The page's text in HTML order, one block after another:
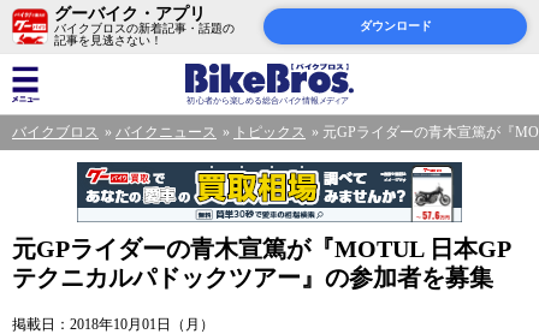
グーバイク・アプリ
バイクブロスの新着記事・話題の
記事を見逃さない！
ダウンロード
バイクブロス バイクニュース トピックス 元GPライダーの青木宣篤が『
元GPライダーの青木宣篤が『MOTUL 日本GP
テクニカルパドックツアー』の参加者を募集
掲載日：2018年10月01日（月）